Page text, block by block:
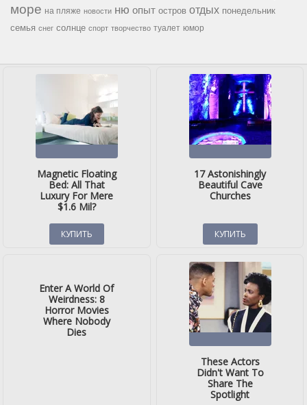
море на пляже новости ню опыт остров отдых понедельник
семья снег солнце спорт творчество туалет юмор